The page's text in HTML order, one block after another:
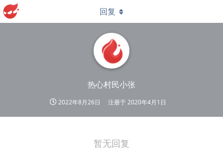
热心村民小张
2022年8月26日 注册于2020年4月1日
回复
暂无回复